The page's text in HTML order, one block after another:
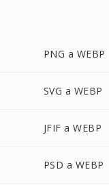
PNG a WEBP
SVG a WEBP
JFIF a WEBP
PSD a WEBP